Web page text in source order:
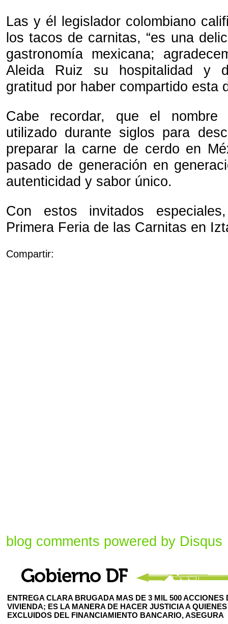
Las y él legislador colombiano
los tacos de carnitas, “es una
gastronomía mexicana;
Aleida Ruiz su hospitalidad y
gratitud por haber compartido esta
Cabe recordar, que el nombre
utilizado durante siglos para
preparar la carne de cerdo en
pasado de generación en
autenticidad y sabor único.
Con estos invitados
Primera Feria de las Carnitas en
Compartir:
blog comments powered by Disqus
ENTREGA CLARA BRUGADA MAS DE 3 MIL 500 ACCIONES
VIVIENDA; ES LA MANERA DE HACER JUSTICIA A
EXCLUIDOS DEL FINANCIAMIENTO BANCARIO, ASEGURA